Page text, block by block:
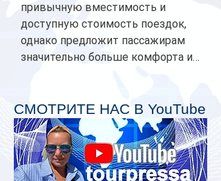
привычную вместимость и
доступную стоимость поездок,
однако предложит пассажирам
значительно больше комфорта и
планируется начать в 2027 году.
Одним из главных нововведений
станут индивидуальные шторки у
каждого спального места. Они
позволят пассажирам закрыть свою
СМОТРИТЕ НАС В YouTube